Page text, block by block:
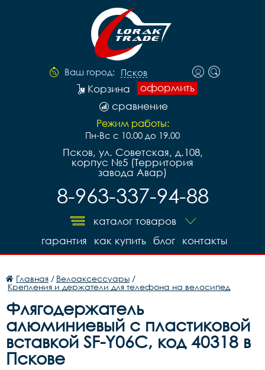
Ваш город: Псков
оформить
Корзина
сравнение
Режим работы:
Пн-Вс с 10.00 до 19.00
Псков, ул. Советская, д.108,
корпус №5 (Территория
завода Авар)
8-963-337-94-88
каталог товаров
контакты
блог
как купить
гарантия
Главная / Велоаксессуары /
Крепления и держатели для телефона на велосипед
Флягодержатель
алюминиевый с пластиковой
вставкой SF-Y06C, код 40318 в
Пскове